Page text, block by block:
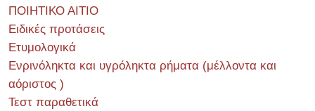
ΠΟΙΗΤΙΚΟ ΑΙΤΙΟ
Ειδικές προτάσεις
Ετυμολογικά
Ενρινόληκτα και υγρόληκτα ρήματα (μέλλοντα και
αόριστος )
Τεστ παραθετικά